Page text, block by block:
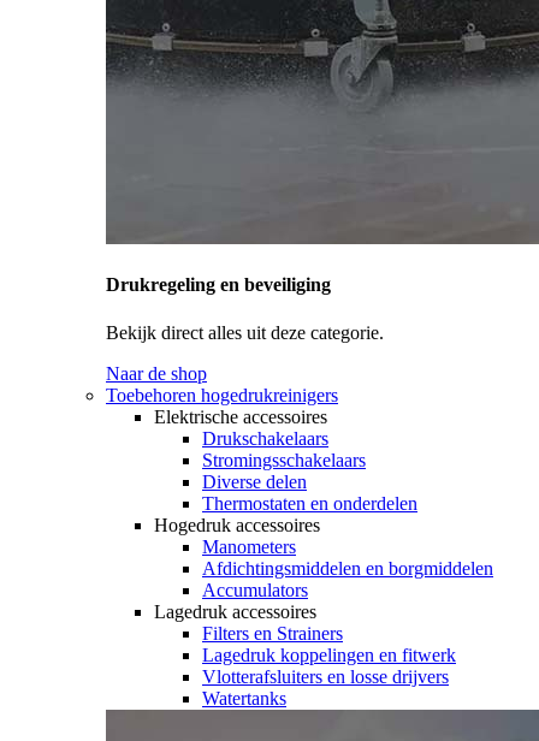
Drukregeling en beveiliging
Bekijk direct alles uit deze categorie.
Naar de shop
Toebehoren hogedrukreinigers
Elektrische accessoires
Drukschakelaars
Stromingsschakelaars
Diverse delen
Thermostaten en onderdelen
Hogedruk accessoires
Manometers
Afdichtingsmiddelen en borgmiddelen
Accumulators
Lagedruk accessoires
Filters en Strainers
Lagedruk koppelingen en fitwerk
Vlotterafsluiters en losse drijvers
Watertanks